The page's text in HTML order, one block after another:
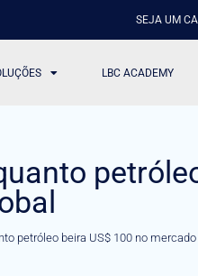
SEJA UM
LBC ACADEMY
petróleo beira US$ 100 no mercado